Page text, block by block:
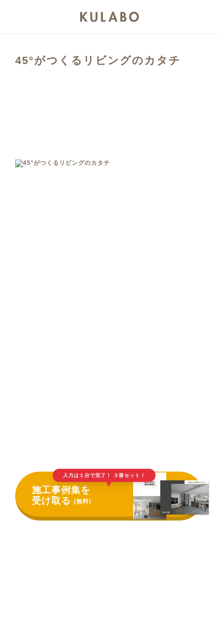
45°がつくるリビングのカタチ
入力は１分で完了！ ３冊セット！
▲
施工事例集を
受け取る(無料)